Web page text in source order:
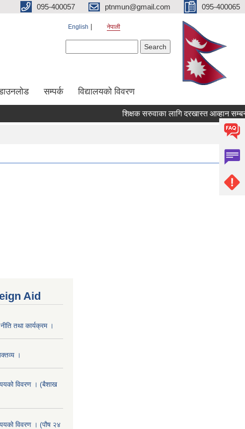
095-400057 ptnmun@gmail.com 095-400065
English नेपाली
सम्पर्क विद्यालयको विवरण
शिक्षक सरुवाका लागि दरखास्त आव्हान सम्बन्धी
Aid
तथा कार्यक्रम ।
।
विवरण । (बैशाख
विवरण । (पौष २४